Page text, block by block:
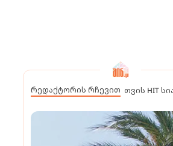
რედაქტორის რჩევით თვის HIT